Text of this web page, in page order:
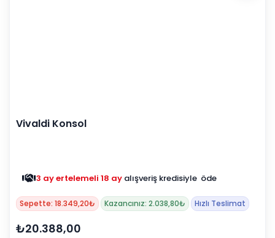
Vivaldi Konsol
3 ay ertelemeli 18 ay alışveriş kredisiyle öde
Sepette: 18.349,20₺ Kazancınız: 2.038,80₺ Hızlı Teslimat
₺20.388,00